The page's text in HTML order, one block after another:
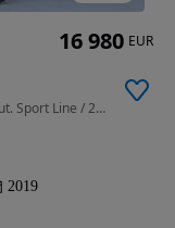
1995 cm3 • 190 CP • 2019 BMW Seria 3 320d Aut. Sport Line / 2.0 Diesel / 150 CP /
2019
16 980 EUR